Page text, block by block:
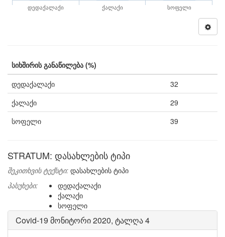
დედაქალაქი ქალაქი სოფელი
სიხშირის განაწილება (%)
დედაქალაქი
32
ქალაქი
29
სოფელი
39
STRATUM: დასახლების ტიპი
შეკითხვის ტექსტი: დასახლების ტიპი
პასუხები:
დედაქალაქი
ქალაქი
სოფელი
Covid-19 მონიტორი 2020, ტალღა 4